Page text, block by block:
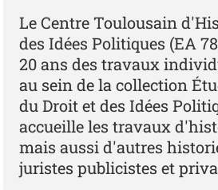
Le Centre Toulousain
des Idées Politiques (EA
20 ans des travaux
au sein de la collection
du Droit et des Idées
accueille les travaux
mais aussi d'autres
juristes publicistes et